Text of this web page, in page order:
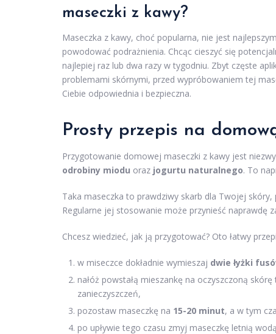
maseczki z kawy?
Maseczka z kawy, choć popularna, nie jest
powodować podrażnienia. Chcąc cieszyć się
najlepiej raz lub dwa razy w tygodniu. Zbyt częste
problemami skórnymi, przed wypróbowaniem tej
Ciebie odpowiednia i bezpieczna.
Prosty przepis na
Przygotowanie domowej maseczki z kawy jest
odrobiny miodu oraz jogurtu naturalnego. To
Taka maseczka to prawdziwy skarb dla Twojej skóry,
Regularne jej stosowanie może przynieść naprawdę
Chcesz wiedzieć, jak ją przygotować? Oto łatwy
w miseczce dokładnie wymieszaj dwie łyżki
nałóż powstałą mieszankę na oczyszczoną
zanieczyszczeń,
pozostaw maseczkę na 15-20 minut, a w tym
po upływie tego czasu zmyj maseczkę letnią